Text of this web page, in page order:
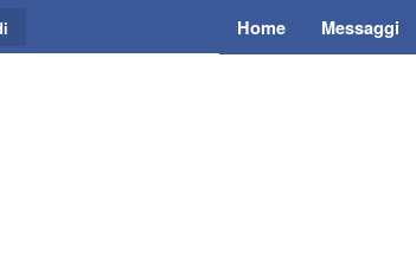
Home Messaggi